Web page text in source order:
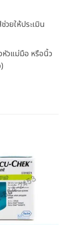
ยให้ประเมิน
วแม่มือ หรือนิ้ว